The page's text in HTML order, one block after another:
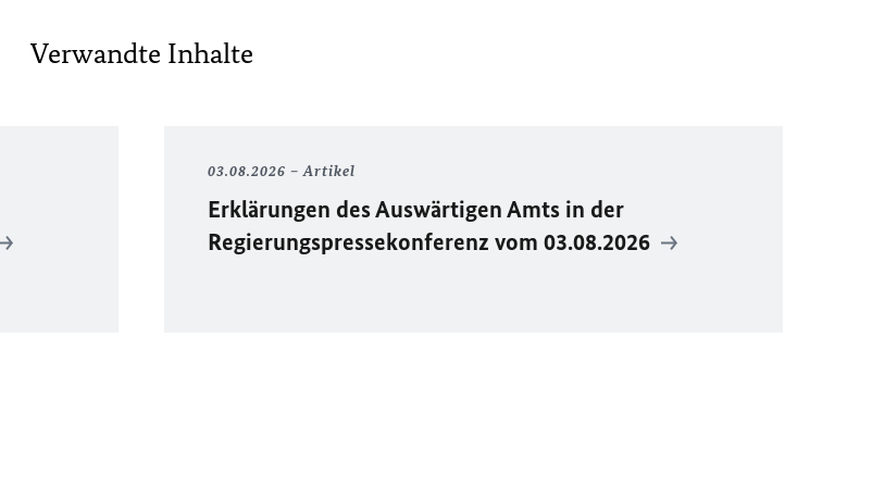
Verwandte Inhalte
03.08.2026 Artikel
Erklärungen des Auswärtigen Amts in der
Regierungspressekonferenz vom 03.08.2026